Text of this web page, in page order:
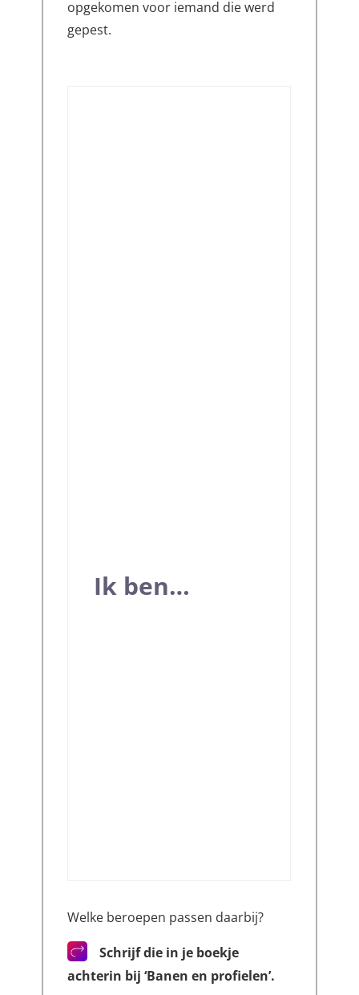
opgekomen voor iemand die werd
gepest.
Ik ben…
Welke beroepen passen daarbij?
Schrijf die in je boekje
achterin bij ‘Banen en profielen’.